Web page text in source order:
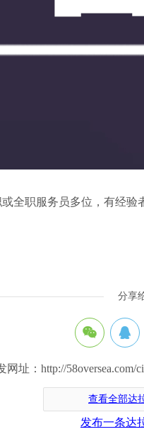
全职服务员多位，有经
分享
网址：http://58oversea.com/
查看全部达
发布一条达